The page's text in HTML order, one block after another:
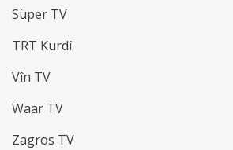
Süper TV
TRT Kurdî
Vîn TV
Waar TV
Zagros TV